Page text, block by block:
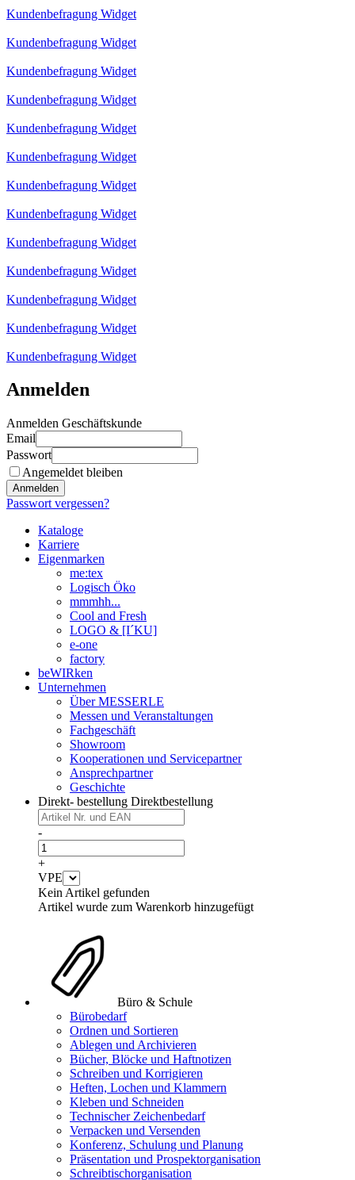
Kundenbefragung Widget
Kundenbefragung Widget
Kundenbefragung Widget
Kundenbefragung Widget
Kundenbefragung Widget
Kundenbefragung Widget
Kundenbefragung Widget
Kundenbefragung Widget
Kundenbefragung Widget
Kundenbefragung Widget
Kundenbefragung Widget
Kundenbefragung Widget
Kundenbefragung Widget
Anmelden
Anmelden Geschäftskunde
Email
Passwort
Angemeldet bleiben
Anmelden
Passwort vergessen?
Kataloge
Karriere
Eigenmarken
me:tex
Logisch Öko
mmmhh...
Cool and Fresh
LOGO & [I´KU]
e-one
factory
beWIRken
Unternehmen
Über MESSERLE
Messen und Veranstaltungen
Fachgeschäft
Showroom
Kooperationen und Servicepartner
Ansprechpartner
Geschichte
Direkt- bestellung Direktbestellung
-
+
VPE
Kein Artikel gefunden
Artikel wurde zum Warenkorb hinzugefügt
Büro & Schule
Bürobedarf
Ordnen und Sortieren
Ablegen und Archivieren
Bücher, Blöcke und Haftnotizen
Schreiben und Korrigieren
Heften, Lochen und Klammern
Kleben und Schneiden
Technischer Zeichenbedarf
Verpacken und Versenden
Konferenz, Schulung und Planung
Präsentation und Prospektorganisation
Schreibtischorganisation